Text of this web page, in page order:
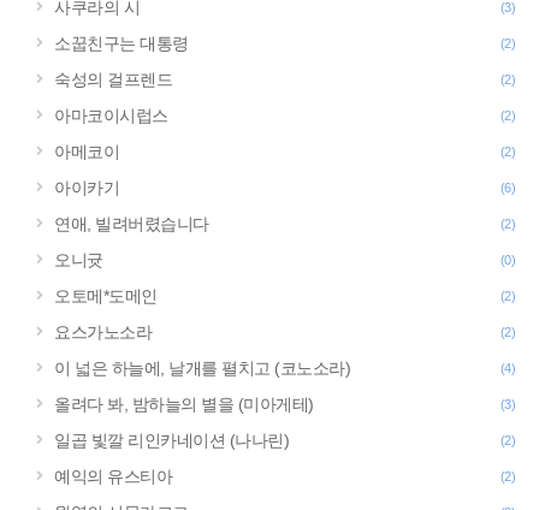
사쿠라의 시 (3)
소꿉친구는 대통령 (2)
숙성의 걸프렌드 (2)
아마코이시럽스 (2)
아메코이 (2)
아이카기 (6)
연애, 빌려버렸습니다 (2)
오니귯 (0)
오토메*도메인 (2)
요스가노소라 (2)
이 넓은 하늘에, 날개를 펼치고 (코노소라) (4)
올려다 봐, 밤하늘의 별을 (미아게테) (3)
일곱 빛깔 리인카네이션 (나나린) (2)
예익의 유스티아 (2)